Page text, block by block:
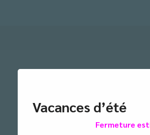
Vacances d’été
Fermeture